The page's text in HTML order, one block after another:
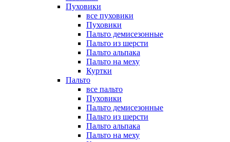
Пуховики
все пуховики
Пуховики
Пальто демисезонные
Пальто из шерсти
Пальто альпака
Пальто на меху
Куртки
Пальто
все пальто
Пуховики
Пальто демисезонные
Пальто из шерсти
Пальто альпака
Пальто на меху